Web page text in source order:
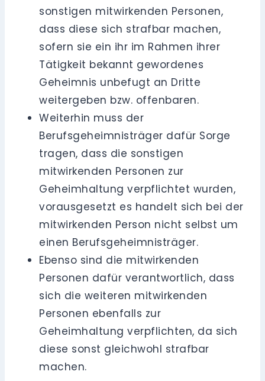
sonstigen mitwirkenden Personen,
dass diese sich strafbar machen,
sofern sie ein ihr im Rahmen ihrer
Tätigkeit bekannt gewordenes
Geheimnis unbefugt an Dritte
weitergeben bzw. offenbaren.
Weiterhin muss der
Berufsgeheimnisträger dafür Sorge
tragen, dass die sonstigen
mitwirkenden Personen zur
Geheimhaltung verpflichtet wurden,
vorausgesetzt es handelt sich bei der
mitwirkenden Person nicht selbst um
einen Berufsgeheimnisträger.
Ebenso sind die mitwirkenden
Personen dafür verantwortlich, dass
sich die weiteren mitwirkenden
Personen ebenfalls zur
Geheimhaltung verpflichten, da sich
diese sonst gleichwohl strafbar
machen.